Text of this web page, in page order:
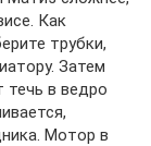
Как
трубки,
Затем
течь в ведро
Мотор в